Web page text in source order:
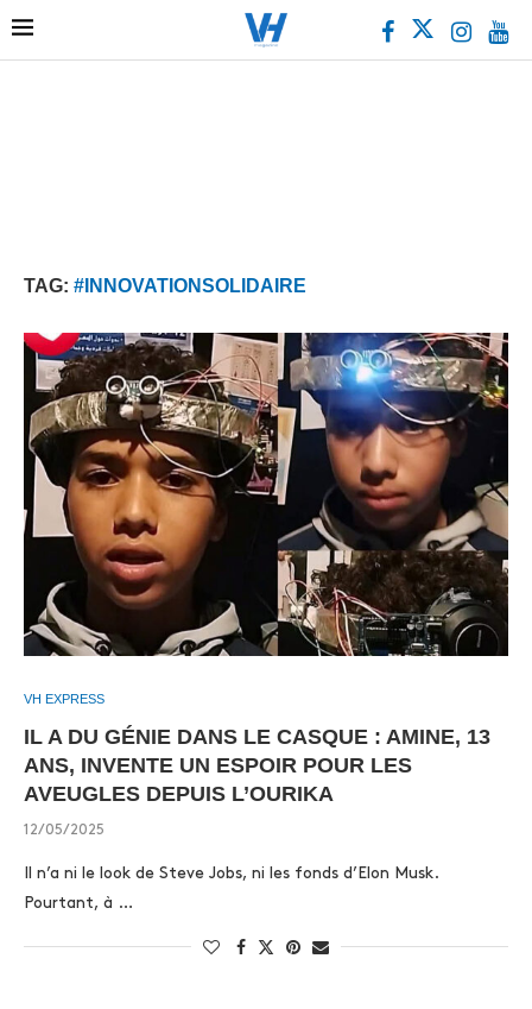
TAG: #INNOVATIONSOLIDAIRE
VH EXPRESS
IL A DU GÉNIE DANS LE CASQUE : AMINE, 13
ANS, INVENTE UN ESPOIR POUR LES
AVEUGLES DEPUIS L’OURIKA
12/05/2025
Il n’a ni le look de Steve Jobs, ni les fonds d’Elon Musk.
Pourtant, à …